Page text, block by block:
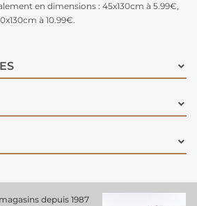
en dimensions : 45x130cm à 5.99€,
à 10.99€.
depuis 1987